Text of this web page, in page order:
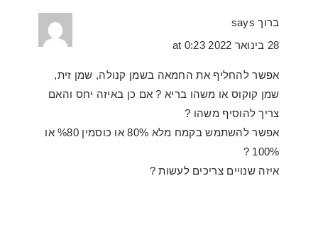
ברוך says
28 בינואר 2022 at 0:23
אפשר להחליף את החמאה בשמן קנולה, שמן זית,
שמן קוקוס או משהו בריא ? אם כן באיזה יחס והאם
צריך להוסיף משהו ?
אפשר להשתמש בקמח מלא 80% או כוסמין %80 או
100% ?
איזה שנויים צריכים לעשות ?